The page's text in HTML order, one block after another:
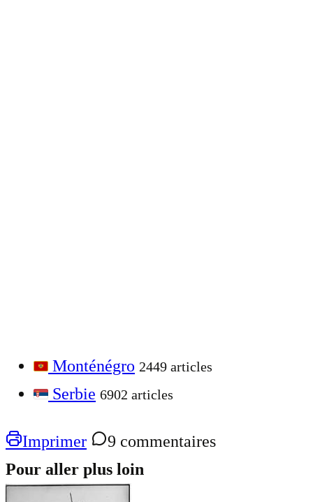
Monténégro 2449 articles
Serbie 6902 articles
Imprimer
9 commentaires
Pour aller plus loin